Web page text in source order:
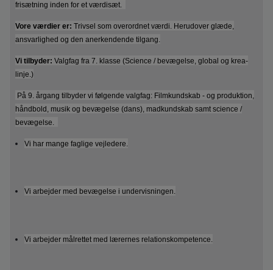
frisætning inden for et værdisæt.
Vore værdier er: Trivsel som overordnet værdi. Herudover glæde,
ansvarlighed og den anerkendende tilgang.
Vi tilbyder: Valgfag fra 7. klasse (Science / bevægelse, global og krea-
linje.)
På 9. årgang tilbyder vi følgende valgfag: Filmkundskab - og produktion,
håndbold, musik og bevægelse (dans), madkundskab samt science /
bevægelse.
Vi har mange faglige vejledere.
Vi arbejder med bevægelse i undervisningen.
Vi arbejder målrettet med lærernes relationskompetence.